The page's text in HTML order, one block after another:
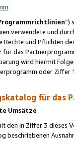
“)
verwendete und
Rechte und Pflichten
das
wird hiermit
oder
für das
Umsätze
den in Ziffer 3
beschriebenen